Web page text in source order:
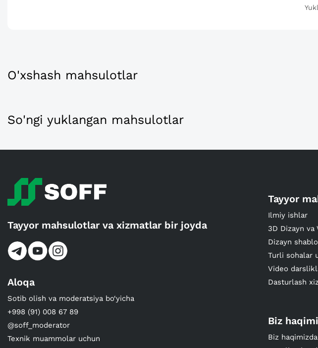
O'xshash mahsulotlar
So'ngi yuklangan mahsulotlar
Tayyor mahsulotlar va xizmatlar bir joyda
Aloqa
Sotib olish va moderatsiya bo‘yicha
+998 (91) 008 67 89
@soff_moderator
Texnik muammolar uchun
Tayyor
Ilmiy ishlar
3D Dizayn va
Dizayn
Turli sohalar
Video
Dasturlash
Biz
Biz haqimizda